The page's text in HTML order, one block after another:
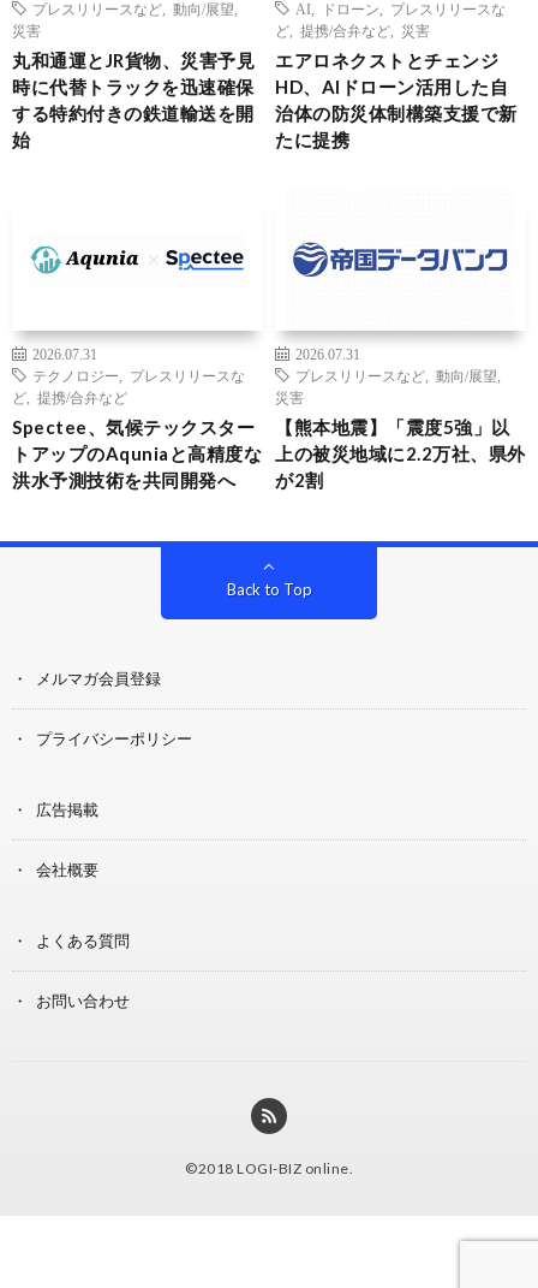
プレスリリースなど
動向/展望
災害
丸和通運とJR貨物、災害予見
時に代替トラックを迅速確保
する特約付きの鉄道輸送を開
始
AI
ドローン
プレスリリースな
ど
提携/合弁など 災害
エアロネクストとチェンジ
HD、AIドローン活用した自
治体の防災体制構築支援で新
たに提携
2026.07.31
テクノロジー
プレスリリースな
ど
提携/合弁など
Spectee、気候テックスター
トアップのAquniaと高精度な
洪水予測技術を共同開発へ
2026.07.31
プレスリリースなど
動向/展望
災害
【熊本地震】「震度5強」以
上の被災地域に2.2万社、県外
が2割
Back to Top
メルマガ会員登録
プライバシーポリシー
広告掲載
会社概要
よくある質問
お問い合わせ
©2018 LOGI-BIZ online